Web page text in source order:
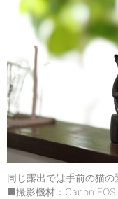
同じ露出では手前の猫の
■撮影機材：Canon